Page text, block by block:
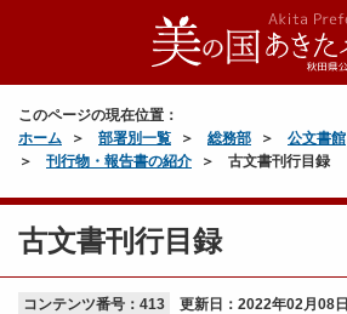
このページの現在位置：
ホーム
部署別一覧 総務部
公文書館
刊行物・報告書の紹介
古文書刊行目録
古文書刊行目録
コンテンツ番号：413 更新日： 2022年02月08日